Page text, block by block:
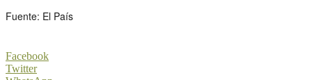
Fuente: El País
Facebook
Twitter